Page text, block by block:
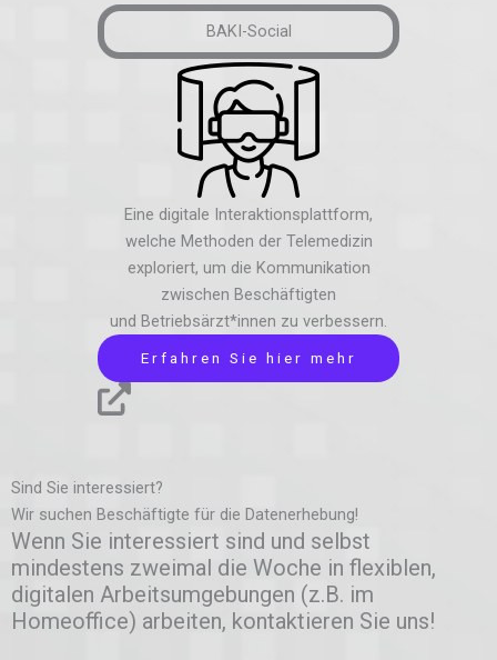
BAKI-Social
Eine digitale Interaktionsplattform,
welche Methoden der Telemedizin
exploriert, um die Kommunikation
zwischen Beschäftigten
und Betriebsärzt*innen zu verbessern.
Erfahren Sie hier mehr
Sind Sie interessiert?
Wir suchen Beschäftigte für die Datenerhebung!
Wenn Sie interessiert sind und selbst
mindestens zweimal die Woche in flexiblen,
digitalen Arbeitsumgebungen (z.B. im
Homeoffice) arbeiten, kontaktieren Sie uns!